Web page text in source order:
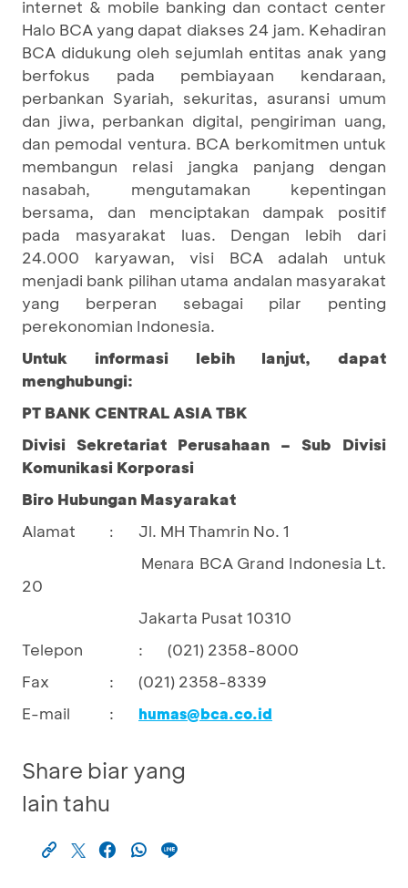
internet & mobile banking dan contact center
Halo BCA yang dapat diakses 24 jam. Kehadiran
BCA didukung oleh sejumlah entitas anak yang
berfokus pada pembiayaan kendaraan,
perbankan Syariah, sekuritas, asuransi umum
dan jiwa, perbankan digital, pengiriman uang,
dan pemodal ventura. BCA berkomitmen untuk
membangun relasi jangka panjang dengan
nasabah, mengutamakan kepentingan
bersama, dan menciptakan dampak positif
pada masyarakat luas. Dengan lebih dari
24.000 karyawan, visi BCA adalah untuk
menjadi bank pilihan utama andalan masyarakat
yang berperan sebagai pilar penting
perekonomian Indonesia.
Untuk informasi lebih lanjut, dapat
menghubungi:
PT BANK CENTRAL ASIA TBK
Divisi Sekretariat Perusahaan – Sub Divisi
Komunikasi Korporasi
Biro Hubungan Masyarakat
Alamat
: Jl. MH Thamrin No. 1
				Menara
BCA Grand Indonesia Lt.
20
Jakarta Pusat 10310
Telepon
:
(021) 2358-8000
Fax
:
(021) 2358-8339
E-mail
: humas@bca.co.id
Share biar yang
lain tahu